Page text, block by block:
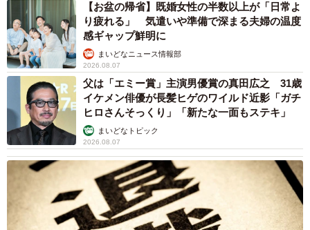
【お盆の帰省】既婚女性の半数以上が「日常よ
り疲れる」 気遣いや準備で深まる夫婦の温度
感ギャップ鮮明に
まいどなニュース情報部
2026.08.07
父は「エミー賞」主演男優賞の真田広之 31歳
イケメン俳優が長髪ヒゲのワイルド近影「ガチ
ヒロさんそっくり」「新たな一面もステキ」
まいどなトピック
2026.08.07